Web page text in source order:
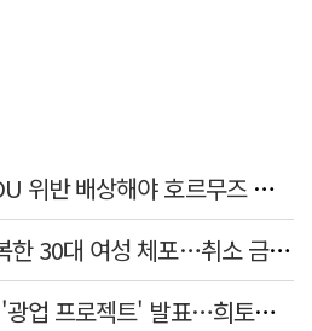
막무가내 이란 "美, MOU 위반 배상해야 호르무즈 재개방"
2년간 '주문→취소' 반복한 30대 여성 체포…취소 금액만 400억 원
트럼프, 4조2천억 규모 '광업 프로젝트' 발표…희토류 탈중국 속도